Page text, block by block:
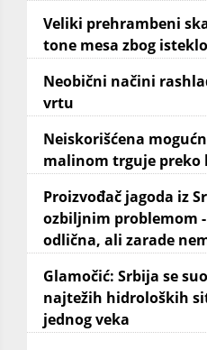
Veliki prehrambeni
tone mesa zbog
Neobični načini
vrtu
Neiskorišćena
malinom trguje preko
Proizvođač jagoda iz
ozbiljnim problemom
odlična, ali zarade
Glamočić: Srbija se
najtežih hidroloških
jednog veka